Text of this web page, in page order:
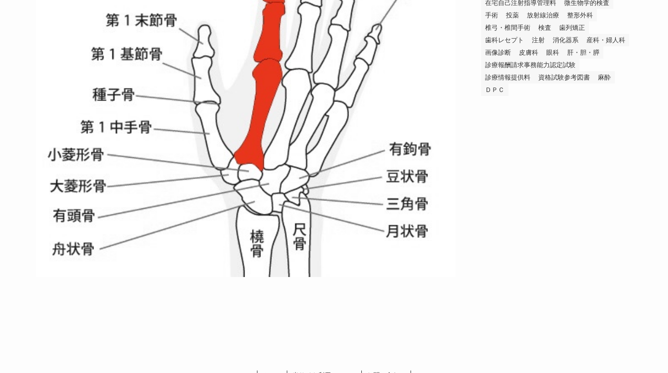
在宅自己注射指導管理料
微生物学的検査
手術
投薬 放射線治療
整形外科
椎弓・椎間手術
検査
歯列矯正
歯科レセプト
注射 消化器系
産科・婦人科
画像診断
皮膚科 眼科
肝・胆・膵
診療報酬請求事務能力認定試験
診療情報提供料
資格試験参考図書
麻酔
ＤＰＣ